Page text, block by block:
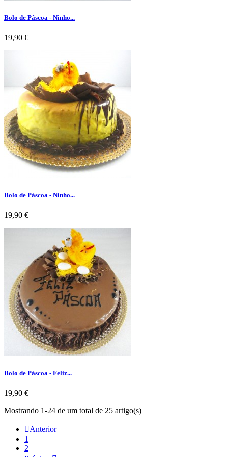
Bolo de Páscoa - Ninho...
Preço
19,90 €
Bolo de Páscoa - Ninho...
Preço
19,90 €
Bolo de Páscoa - Feliz...
Preço
19,90 €
Mostrando 1-24 de um total de 25 artigo(s)
Anterior
1
2